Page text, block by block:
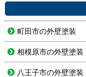
町田市の外壁塗装
相模原市の外壁塗装
八王子市の外壁塗装